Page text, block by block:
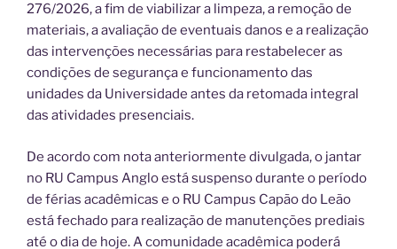
276/2026, a fim de viabilizar a limpeza, a remoção de
materiais, a avaliação de eventuais danos e a realização
das intervenções necessárias para restabelecer as
condições de segurança e funcionamento das
unidades da Universidade antes da retomada integral
das atividades presenciais.
De acordo com nota anteriormente divulgada, o jantar
no RU Campus Anglo está suspenso durante o período
de férias acadêmicas e o RU Campus Capão do Leão
está fechado para realização de manutenções prediais
até o dia de hoje. A comunidade acadêmica poderá